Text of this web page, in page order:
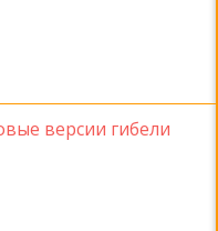
версии гибели